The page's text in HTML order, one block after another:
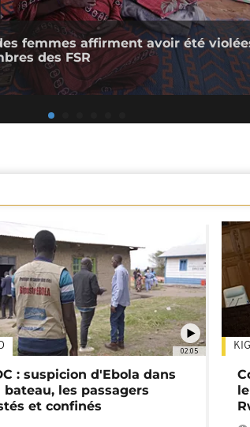
femmes affirment avoir été
des FSR
02:05
: suspicion d'Ebola dans
bateau, les passagers
et confinés